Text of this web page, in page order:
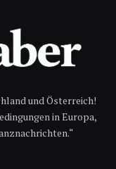
und Österreich!
in Europa,